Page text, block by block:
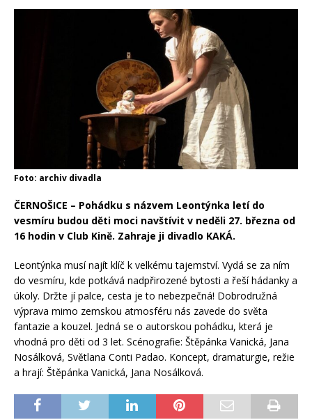
Foto: archiv divadla
ČERNOŠICE – Pohádku s názvem Leontýnka letí do
vesmíru budou děti moci navštívit v neděli 27. března od
16 hodin v Club Kině. Zahraje ji divadlo KAKÁ.
Leontýnka musí najít klíč k velkému tajemství. Vydá se za ním
do vesmíru, kde potkává nadpřirozené bytosti a řeší hádanky a
úkoly. Držte jí palce, cesta je to nebezpečná! Dobrodružná
výprava mimo zemskou atmosféru nás zavede do světa
fantazie a kouzel. Jedná se o autorskou pohádku, která je
vhodná pro děti od 3 let. Scénografie: Štěpánka Vanická, Jana
Nosálková, Světlana Conti Padao. Koncept, dramaturgie, režie
a hrají: Štěpánka Vanická, Jana Nosálková.